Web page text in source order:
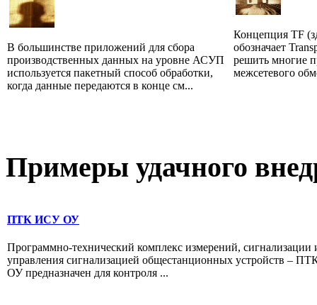
В большинстве приложений для сбора
производственных данных на уровне АСУП
используется пакетный способ обработки,
когда данные передаются в конце см...
Концепция TF
обозначает
решить многие
межсетевого
Примеры удачного
ПТК ИСУ ОУ
Программно-технический комплекс измерений, сигнализации
управления сигнализацией общестанционных устройств –
ОУ предназначен для контроля ...